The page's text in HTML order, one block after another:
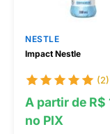
NESTLE
Impact Nestle
(2)
A partir de R$
no PIX